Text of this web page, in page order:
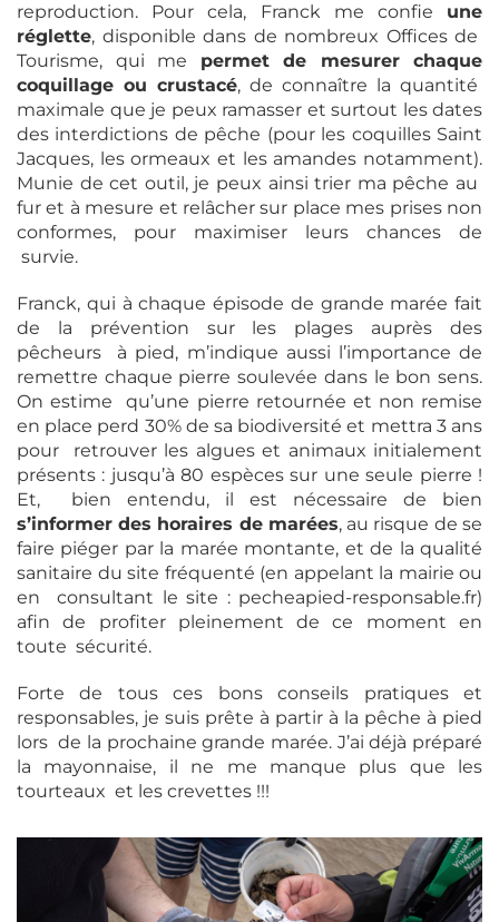
reproduction. Pour cela, Franck me confie une
réglette, disponible dans de nombreux Offices de
Tourisme, qui me permet de mesurer chaque
coquillage ou crustacé, de connaître la quantité
maximale que je peux ramasser et surtout les dates
des interdictions de pêche (pour les coquilles Saint
Jacques, les ormeaux et les amandes notamment).
Munie de cet outil, je peux ainsi trier ma pêche au
fur et à mesure et relâcher sur place mes prises non
conformes, pour maximiser leurs chances de
survie.
Franck, qui à chaque épisode de grande marée fait
de la prévention sur les plages auprès des
pêcheurs à pied, m’indique aussi l’importance de
remettre chaque pierre soulevée dans le bon sens.
On estime qu’une pierre retournée et non remise
en place perd 30% de sa biodiversité et mettra 3 ans
pour retrouver les algues et animaux initialement
présents : jusqu’à 80 espèces sur une seule pierre !
Et, bien entendu, il est nécessaire de bien
s’informer des horaires de marées, au risque de se
faire piéger par la marée montante, et de la qualité
sanitaire du site fréquenté (en appelant la mairie ou
en consultant le site : pecheapied-responsable.fr)
afin de profiter pleinement de ce moment en
toute sécurité.
Forte de tous ces bons conseils pratiques et
responsables, je suis prête à partir à la pêche à pied
lors de la prochaine grande marée. J’ai déjà préparé
la mayonnaise, il ne me manque plus que les
tourteaux et les crevettes !!!